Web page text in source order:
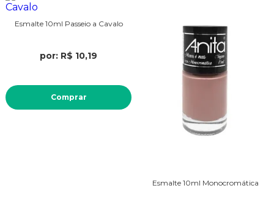
Esmalte 10ml Passeio a Cavalo
por: R$ 10,19
Comprar
Esmalte 10ml Monocromática